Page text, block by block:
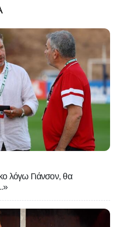
λόγω Γιάνσον, θα